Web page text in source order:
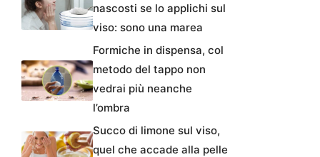
nascosti se lo applichi sul
viso: sono una marea
Formiche in dispensa, col
metodo del tappo non
vedrai più neanche
l’ombra
Succo di limone sul viso,
quel che accade alla pelle